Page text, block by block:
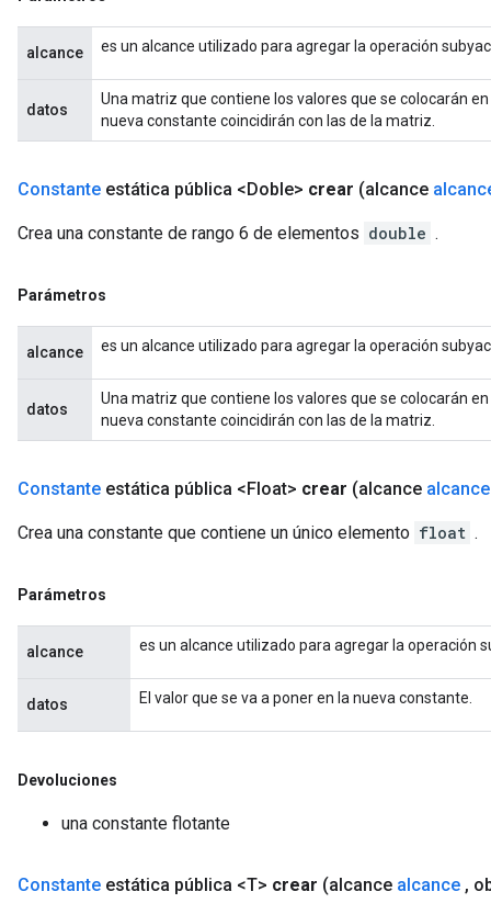
alcance es un alcance utilizado para agregar la operación
datos
Una matriz que contiene los valores que se colocarán
nueva constante coincidirán con las de la matriz.
Constante estática pública <Doble> crear (alcance
Crea una constante de rango 6 de elementos double .
Parámetros
alcance es un alcance utilizado para agregar la operación
datos
Una matriz que contiene los valores que se colocarán
nueva constante coincidirán con las de la matriz.
Constante estática pública <Float> crear (alcance alcance
Crea una constante que contiene un único elemento float .
Parámetros
alcance es un alcance utilizado para agregar la operación
datos El valor que se va a poner en la nueva constante.
Devoluciones
una constante flotante
Constante estática pública <T> crear (alcance alcance ,